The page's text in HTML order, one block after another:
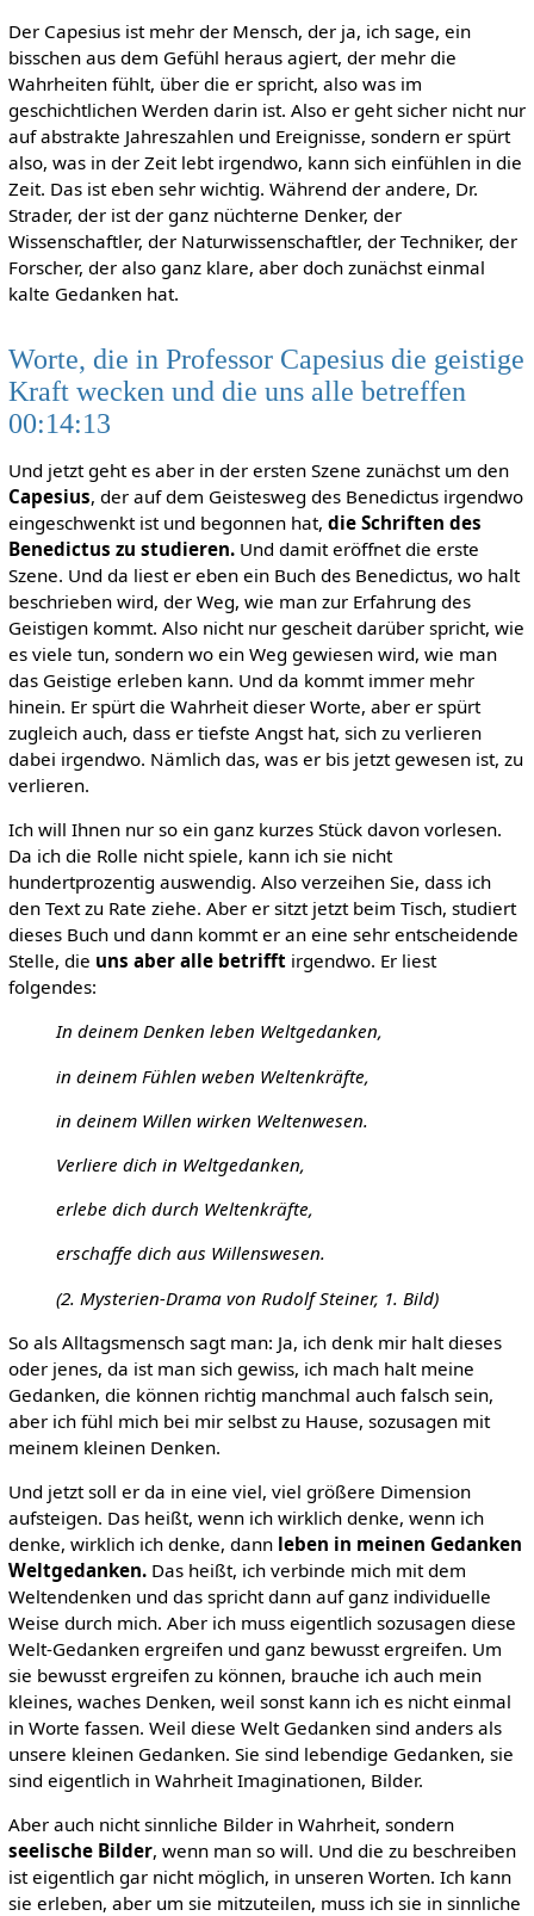
Der Capesius ist mehr der Mensch, der ja, ich sage, ein
bisschen aus dem Gefühl heraus agiert, der mehr die
Wahrheiten fühlt, über die er spricht, also was im
geschichtlichen Werden darin ist. Also er geht sicher nicht nur
auf abstrakte Jahreszahlen und Ereignisse, sondern er spürt
also, was in der Zeit lebt irgendwo, kann sich einfühlen in die
Zeit. Das ist eben sehr wichtig. Während der andere, Dr.
Strader, der ist der ganz nüchterne Denker, der
Wissenschaftler, der Naturwissenschaftler, der Techniker, der
Forscher, der also ganz klare, aber doch zunächst einmal
kalte Gedanken hat.
Worte, die in Professor Capesius die geistige
Kraft wecken und die uns alle betreffen
00:14:13
Und jetzt geht es aber in der ersten Szene zunächst um den
Capesius, der auf dem Geistesweg des Benedictus irgendwo
eingeschwenkt ist und begonnen hat, die Schriften des
Benedictus zu studieren.Und damit eröffnet die erste
Szene. Und da liest er eben ein Buch des Benedictus, wo halt
beschrieben wird, der Weg, wie man zur Erfahrung des
Geistigen kommt. Also nicht nur gescheit darüber spricht, wie
es viele tun, sondern wo ein Weg gewiesen wird, wie man
das Geistige erleben kann. Und da kommt immer mehr
hinein. Er spürt die Wahrheit dieser Worte, aber er spürt
zugleich auch, dass er tiefste Angst hat, sich zu verlieren
dabei irgendwo. Nämlich das, was er bis jetzt gewesen ist, zu
verlieren.
Ich will Ihnen nur so ein ganz kurzes Stück davon vorlesen.
Da ich die Rolle nicht spiele, kann ich sie nicht
hundertprozentig auswendig. Also verzeihen Sie, dass ich
den Text zu Rate ziehe. Aber er sitzt jetzt beim Tisch, studiert
dieses Buch und dann kommt er an eine sehr entscheidende
Stelle, die uns aber alle betrifftirgendwo. Er liest
folgendes:
In deinem Denken leben Weltgedanken,
in deinem Fühlen weben Weltenkräfte,
in deinem Willen wirken Weltenwesen.
Verliere dich in Weltgedanken,
erlebe dich durch Weltenkräfte,
erschaffe dich aus Willenswesen.
(2. Mysterien-Drama von Rudolf Steiner, 1. Bild)
So als Alltagsmensch sagt man: Ja, ich denk mir halt dieses
oder jenes, da ist man sich gewiss, ich mach halt meine
Gedanken, die können richtig manchmal auch falsch sein,
aber ich fühl mich bei mir selbst zu Hause, sozusagen mit
meinem kleinen Denken.
Und jetzt soll er da in eine viel, viel größere Dimension
aufsteigen. Das heißt, wenn ich wirklich denke, wenn ich
denke, wirklich ich denke, dann leben in meinen Gedanken
Weltgedanken.Das heißt, ich verbinde mich mit dem
Weltendenken und das spricht dann auf ganz individuelle
Weise durch mich. Aber ich muss eigentlich sozusagen diese
Welt-Gedanken ergreifen und ganz bewusst ergreifen. Um
sie bewusst ergreifen zu können, brauche ich auch mein
kleines, waches Denken, weil sonst kann ich es nicht einmal
in Worte fassen. Weil diese Welt Gedanken sind anders als
unsere kleinen Gedanken. Sie sind lebendige Gedanken, sie
sind eigentlich in Wahrheit Imaginationen, Bilder.
Aber auch nicht sinnliche Bilder in Wahrheit, sondern
seelische Bilder, wenn man so will. Und die zu beschreiben
ist eigentlich gar nicht möglich, in unseren Worten. Ich kann
sie erleben, aber um sie mitzuteilen, muss ich sie in sinnliche